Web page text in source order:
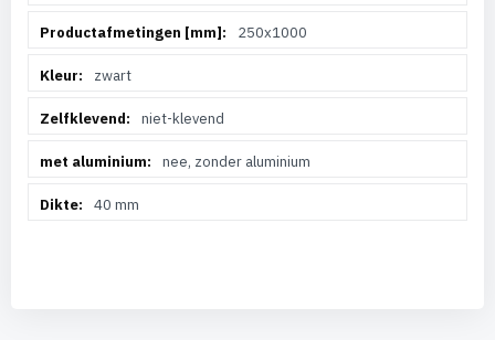
250x1000
zwart
niet-klevend
nee, zonder aluminium
40 mm